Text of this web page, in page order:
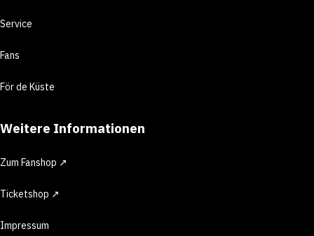
Service
Fans
För de Küste
Weitere Informationen
Zum Fanshop ↗
Ticketshop ↗
Impressum